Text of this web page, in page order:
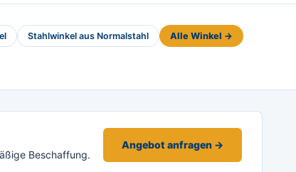
Stahlwinkel aus Normalstahl Alle Winkel →
Beschaffung.
Angebot anfragen →